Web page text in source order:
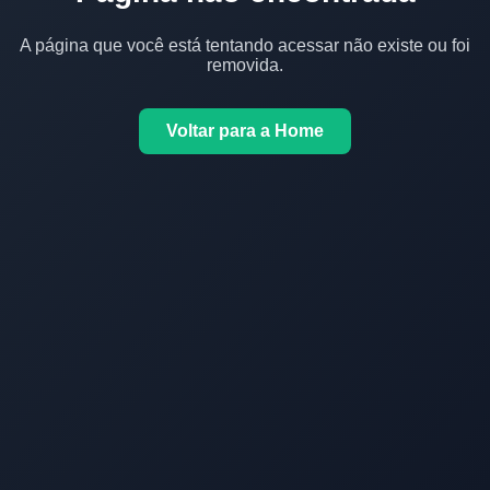
A página que você está tentando acessar não existe ou foi
removida.
Voltar para a Home